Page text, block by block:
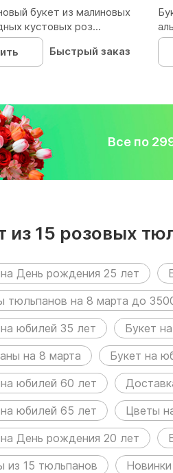
букет из малиновых
кустовых роз...
Быстрый заказ
Все по
из 15 розовых
разделах:
День рождения 25 лет
тюльпанов на 8 марта до
юбилей 35 лет
Букет
на 8 марта
Букет на
юбилей 60 лет
юбилей 65 лет
Цветы
День рождения 20 лет
из 15 тюльпанов
Новинки